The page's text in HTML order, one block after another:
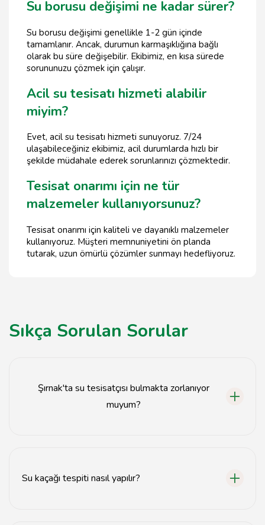
Su borusu değişimi ne kadar sürer?
Su borusu değişimi genellikle 1-2 gün içinde
tamamlanır. Ancak, durumun karmaşıklığına bağlı
olarak bu süre değişebilir. Ekibimiz, en kısa sürede
sorununuzu çözmek için çalışır.
Acil su tesisatı hizmeti alabilir
miyim?
Evet, acil su tesisatı hizmeti sunuyoruz. 7/24
ulaşabileceğiniz ekibimiz, acil durumlarda hızlı bir
şekilde müdahale ederek sorunlarınızı çözmektedir.
Tesisat onarımı için ne tür
malzemeler kullanıyorsunuz?
Tesisat onarımı için kaliteli ve dayanıklı malzemeler
kullanıyoruz. Müşteri memnuniyetini ön planda
tutarak, uzun ömürlü çözümler sunmayı hedefliyoruz.
Sıkça Sorulan Sorular
Şırnak'ta su tesisatçısı bulmakta zorlanıyor
muyum?
Su kaçağı tespiti nasıl yapılır?